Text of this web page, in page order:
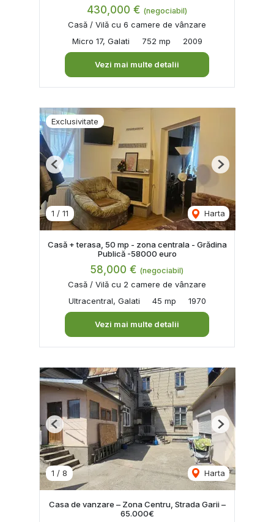
430,000 € (negociabil)
Casă / Vilă cu 6 camere de vânzare
Micro 17, Galati
752 mp 2009
Vezi mai multe detalii
Exclusivitate
1 / 11 Harta
Previous Next
Casă + terasa, 50 mp - zona centrala - Grădina
Publică -58000 euro
58,000 € (negociabil)
Casă / Vilă cu 2 camere de vânzare
Ultracentral, Galati
45 mp 1970
Vezi mai multe detalii
1 / 8 Harta
Previous Next
Casa de vanzare – Zona Centru, Strada Garii –
65.000€